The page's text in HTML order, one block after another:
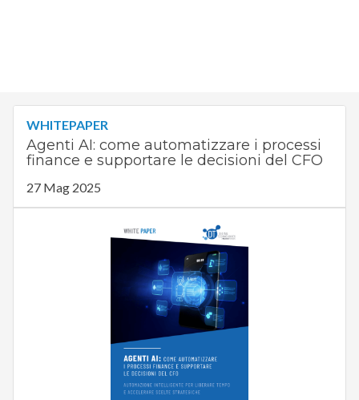
WHITEPAPER
Agenti AI: come automatizzare i processi
finance e supportare le decisioni del CFO
27 Mag 2025